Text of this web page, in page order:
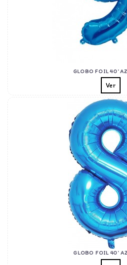
GLOBO FOIL 40'
Ver
GLOBO FOIL 40'